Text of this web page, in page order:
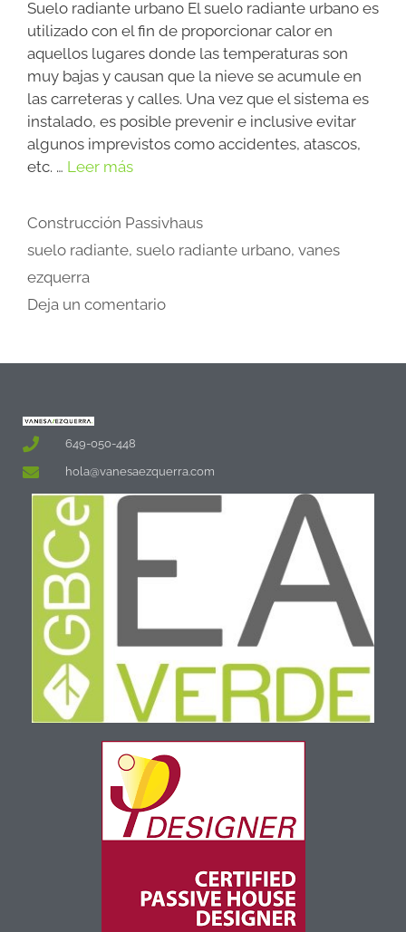
Suelo radiante urbano El suelo radiante urbano es
utilizado con el fin de proporcionar calor en
aquellos lugares donde las temperaturas son
muy bajas y causan que la nieve se acumule en
las carreteras y calles. Una vez que el sistema es
instalado, es posible prevenir e inclusive evitar
algunos imprevistos como accidentes, atascos,
etc. … Leer más
Construcción Passivhaus
suelo radiante, suelo radiante urbano, vanes
ezquerra
Deja un comentario
649-050-448
hola@vanesaezquerra.com